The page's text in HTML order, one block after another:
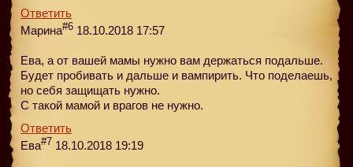
Ответить
Марина#6 18.10.2018 17:57
Ева, а от вашей мамы нужно вам держаться подальше.
Будет пробивать и дальше и вампирить. Что поделаешь,
но себя защищать нужно.
С такой мамой и врагов не нужно.
Ответить
Ева#7 18.10.2018 19:19